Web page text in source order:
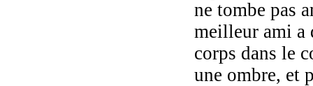
ne tombe pas
meilleur ami a
corps dans le
une ombre, et